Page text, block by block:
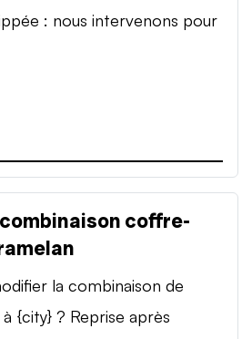
: nous intervenons pour
coffre-
la combinaison de
{city} ? Reprise après